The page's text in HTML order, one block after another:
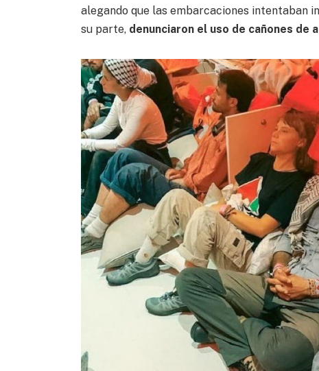
alegando que las embarcaciones intentaban
su parte,denunciaron el uso de cañones de